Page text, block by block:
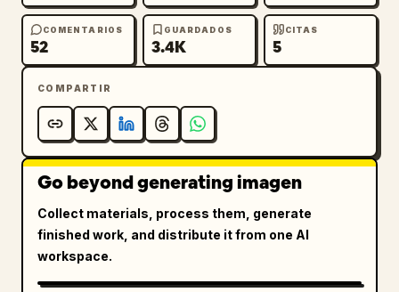
COMENTARIOS
52
GUARDADOS
3.4K
CITAS
5
COMPARTIR
Go beyond generating imagen
Collect materials, process them, generate
finished work, and distribute it from one AI
workspace.